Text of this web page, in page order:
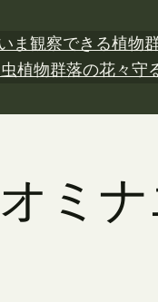
ま観察できる植物
植物群落の花々守
ミ